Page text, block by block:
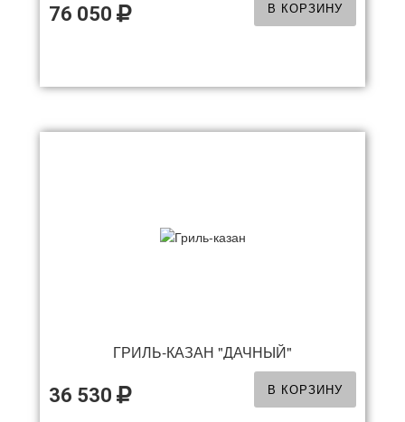
76 050 В КОРЗИНУ
ГРИЛЬ-КАЗАН "ДАЧНЫЙ"
36 530 В КОРЗИНУ